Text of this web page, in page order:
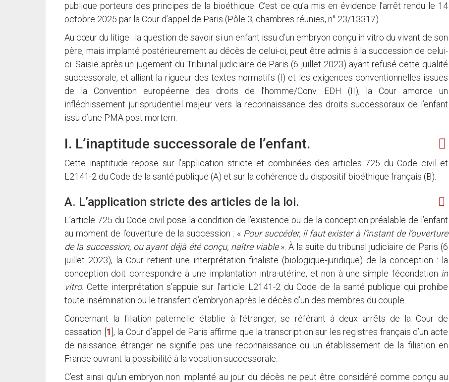
publique porteurs des principes de la bioéthique. C’est ce qu’a mis en évidence l’arrêt rendu le 14
octobre 2025 par la Cour d’appel de Paris (Pôle 3, chambres réunies, n° 23/13317).
Au cœur du litige : la question de savoir si un enfant issu d’un embryon conçu in vitro du vivant de son
père, mais implanté postérieurement au décès de celui-ci, peut être admis à la succession de celui-
ci. Saisie après un jugement du Tribunal judiciaire de Paris (6 juillet 2023) ayant refusé cette qualité
successorale, et alliant la rigueur des textes normatifs (I) et les exigences conventionnelles issues
de la Convention européenne des droits de l’homme/Conv. EDH (II), la Cour amorce un
infléchissement jurisprudentiel majeur vers la reconnaissance des droits successoraux de l’enfant
issu d’une PMA post mortem.
I. L’inaptitude successorale de l’enfant.
Cette inaptitude repose sur l’application stricte et combinées des articles 725 du Code civil et
L2141-2 du Code de la santé publique (A) et sur la cohérence du dispositif bioéthique français (B).
A. L’application stricte des articles de la loi.
L’article 725 du Code civil pose la condition de l’existence ou de la conception préalable de l’enfant
au moment de l’ouverture de la succession : « Pour succéder, il faut exister à l’instant de l’ouverture
de la succession, ou ayant déjà été conçu, naître viable». À la suite du tribunal judiciaire de Paris (6
juillet 2023), la Cour retient une interprétation finaliste (biologique-juridique) de la conception : la
conception doit correspondre à une implantation intra-utérine, et non à une simple fécondation in
vitro. Cette interprétation s’appuie sur l’article L2141-2 du Code de la santé publique qui prohibe
toute insémination ou le transfert d’embryon après le décès d’un des membres du couple.
Concernant la filiation paternelle établie à l’étranger, se référant à deux arrêts de la Cour de
cassation 1 , la Cour d’appel de Paris affirme que la transcription sur les registres français d’un acte
de naissance étranger ne signifie pas une reconnaissance ou un établissement de la filiation en
France ouvrant la possibilité à la vocation successorale.
C’est ainsi qu’un embryon non implanté au jour du décès ne peut être considéré comme conçu au